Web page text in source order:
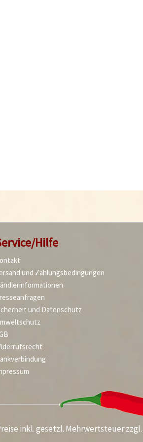
Hilfe
und Zahlungsbedingungen
und Datenschutz
inkl. gesetzl. Mehrwertsteuer zzgl.